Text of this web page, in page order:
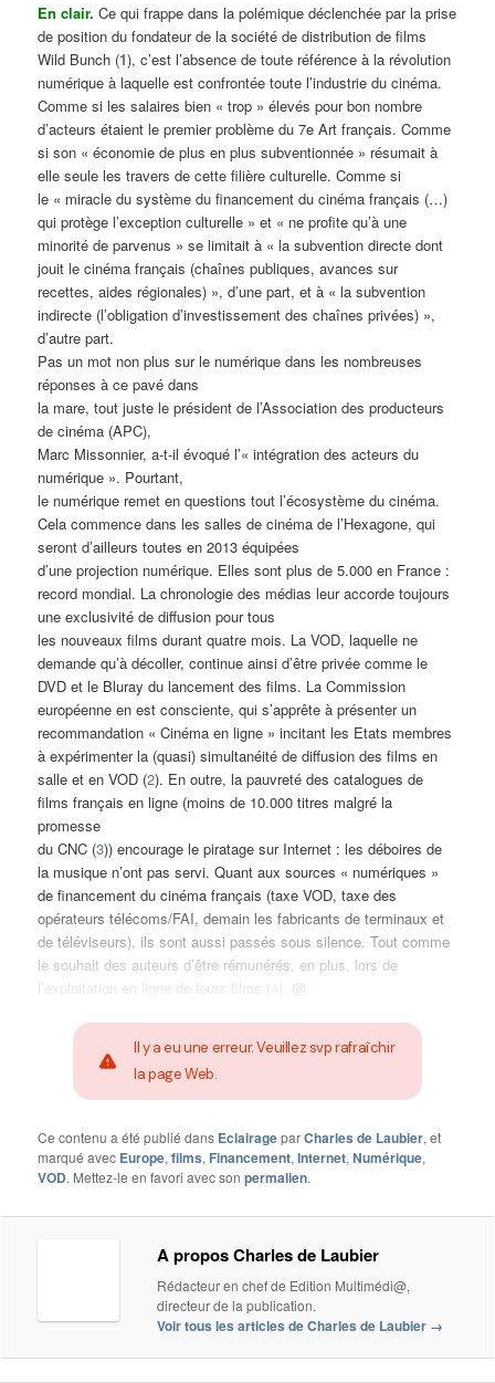
En clair. Ce qui frappe dans la polémique déclenchée par la prise
de position du fondateur de la société de distribution de films
Wild Bunch (1), c’est l’absence de toute référence à la révolution
numérique à laquelle est confrontée toute l’industrie du cinéma.
Comme si les salaires bien « trop » élevés pour bon nombre
d’acteurs étaient le premier problème du 7e Art français. Comme
si son « économie de plus en plus subventionnée » résumait à
elle seule les travers de cette filière culturelle. Comme si
le « miracle du système du financement du cinéma français (…)
qui protège l’exception culturelle » et « ne profite qu’à une
minorité de parvenus » se limitait à « la subvention directe dont
jouit le cinéma français (chaînes publiques, avances sur
recettes, aides régionales) », d’une part, et à « la subvention
indirecte (l’obligation d’investissement des chaînes privées) »,
d’autre part.
Pas un mot non plus sur le numérique dans les nombreuses
réponses à ce pavé dans
la mare, tout juste le président de l’Association des producteurs
de cinéma (APC),
Marc Missonnier, a-t-il évoqué l’« intégration des acteurs du
numérique ». Pourtant,
le numérique remet en questions tout l’écosystème du cinéma.
Cela commence dans les salles de cinéma de l’Hexagone, qui
seront d’ailleurs toutes en 2013 équipées
d’une projection numérique. Elles sont plus de 5.000 en France :
record mondial. La chronologie des médias leur accorde toujours
une exclusivité de diffusion pour tous
les nouveaux films durant quatre mois. La VOD, laquelle ne
demande qu’à décoller, continue ainsi d’être privée comme le
DVD et le Bluray du lancement des films. La Commission
européenne en est consciente, qui s’apprête à présenter un
recommandation « Cinéma en ligne » incitant les Etats membres
à expérimenter la (quasi) simultanéité de diffusion des films en
salle et en VOD (2). En outre, la pauvreté des catalogues de
films français en ligne (moins de 10.000 titres malgré la
promesse
du CNC (3)) encourage le piratage sur Internet : les déboires de
la musique n’ont pas servi. Quant aux sources « numériques »
de financement du cinéma français (taxe VOD, taxe des
opérateurs télécoms/FAI, demain les fabricants de terminaux et
de téléviseurs), ils sont aussi passés sous silence. Tout comme
le souhait des auteurs d’être rémunérés, en plus, lors de
l’exploitation en ligne de leurs films (
4 ). @
Il y a eu une erreur. Veuillez svp rafraîchir
la page Web.
Ce contenu a été publié dans EclairageparCharles de Laubier, et
marqué avec Europe,films, Financement,Internet,Numérique,
VOD. Mettez-le en favori avec sonpermalien.
A propos Charles de Laubier
Rédacteur en chef de Edition Multimédi@,
directeur de la publication.
Voir tous les articles de Charles de Laubier →